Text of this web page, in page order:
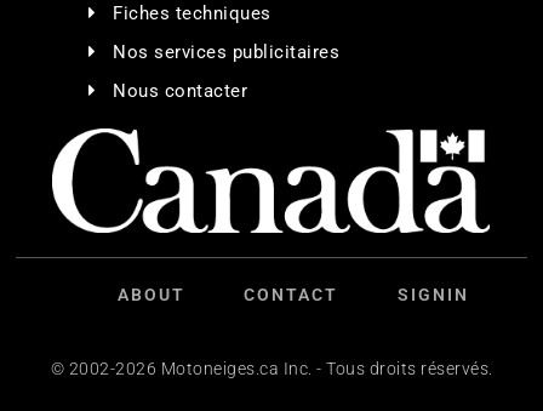
Fiches techniques
Nos services publicitaires
Nous contacter
ABOUT CONTACT SIGNIN
© 2002-2026 Motoneiges.ca Inc. - Tous droits réservés.